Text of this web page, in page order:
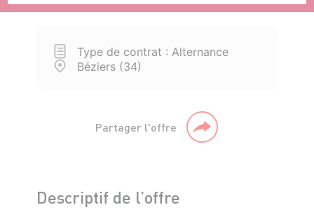
Type de contrat : Alternance
Béziers (34)
Partager l'offre
Descriptif de l’offre